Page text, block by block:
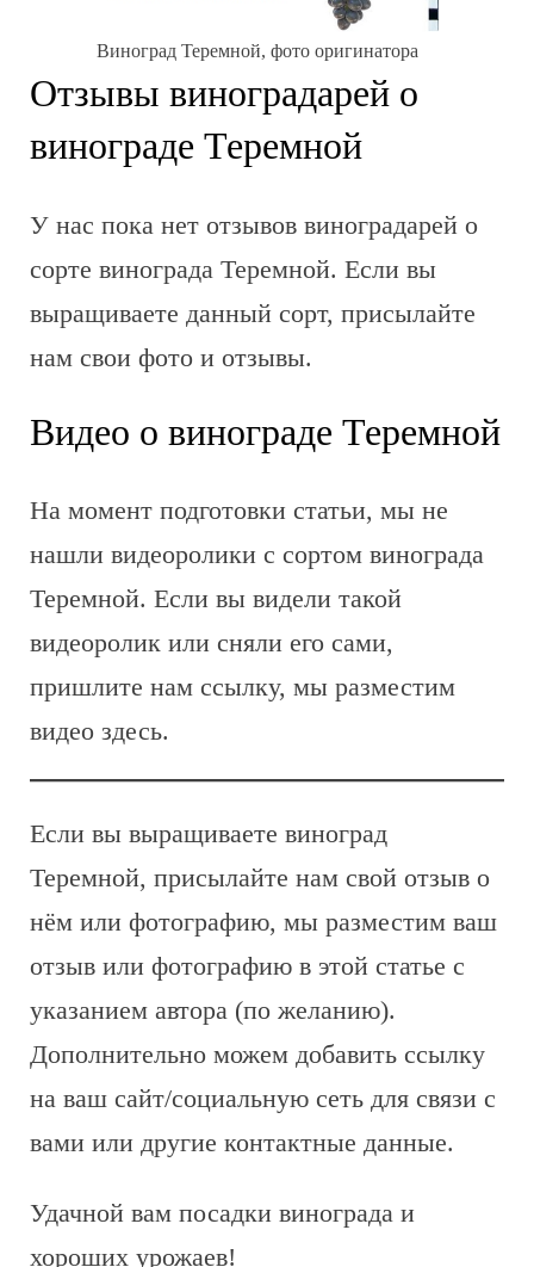
Виноград Теремной, фото оригинатора
Отзывы виноградарей о
винограде Теремной
У нас пока нет отзывов виноградарей о
сорте винограда Теремной. Если вы
выращиваете данный сорт, присылайте
нам свои фото и отзывы.
Видео о винограде Теремной
На момент подготовки статьи, мы не
нашли видеоролики с сортом винограда
Теремной. Если вы видели такой
видеоролик или сняли его сами,
пришлите нам ссылку, мы разместим
видео здесь.
Если вы выращиваете виноград
Теремной, присылайте нам свой отзыв о
нём или фотографию, мы разместим ваш
отзыв или фотографию в этой статье с
указанием автора (по желанию).
Дополнительно можем добавить ссылку
на ваш сайт/социальную сеть для связи с
вами или другие контактные данные.
Удачной вам посадки винограда и
хороших урожаев!